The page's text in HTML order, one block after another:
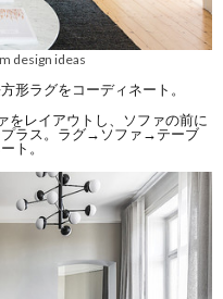
design ideas
形ラグをコーディネート。
をレイアウトし、ソファの前に
プラス。ラグ→ソファ→テーブ
ト。